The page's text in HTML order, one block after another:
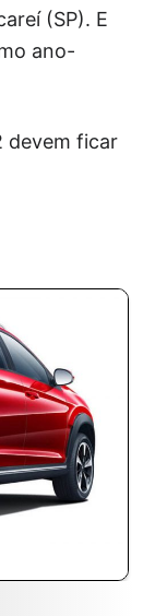
(SP). E
ano-
devem ficar